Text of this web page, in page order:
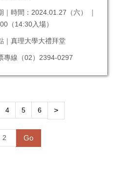
｜時間：2024.01.27（六） ｜
（14:30入場）
｜真理大學大禮拜堂
專線（02）2394-0297
4 5 6 >
Go